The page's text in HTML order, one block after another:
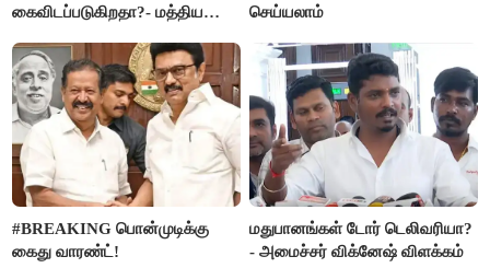
கைவிடப்படுகிறதா?- மத்திய
செய்யலாம்
#BREAKING பொன்முடிக்கு
கைது வாரண்ட்!
மதுபானங்கள் டோர் டெலிவரியா?
- அமைச்சர் விக்னேஷ் விளக்கம்